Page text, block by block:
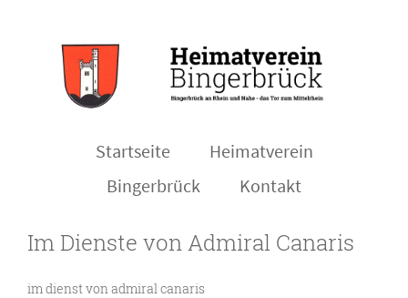
Startseite
Heimatverein
Bingerbrück
Kontakt
Im Dienste von Admiral Canaris
im dienst von admiral canaris